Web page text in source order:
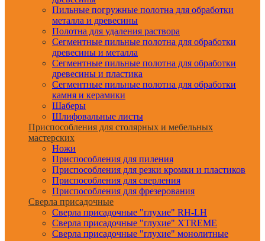
Пильные погружные полотна для обработки
металла и древесины
Полотна для удаления раствора
Сегментные пильные полотна для обработки
древесины и металла
Сегментные пильные полотна для обработки
древесины и пластика
Сегментные пильные полотна для обработки
камня и керамики
Шаберы
Шлифовальные листы
Приспособления для столярных и мебельных
мастерских
Ножи
Приспособления для пиления
Приспособления для резки кромки и пластиков
Приспособления для сверления
Приспособления для фрезерования
Сверла присадочные
Сверла присадочные "глухие" RH-LH
Сверла присадочные "глухие" XTREME
Сверла присадочные "глухие" монолитные